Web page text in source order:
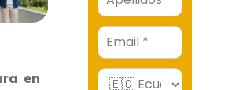
en
Email